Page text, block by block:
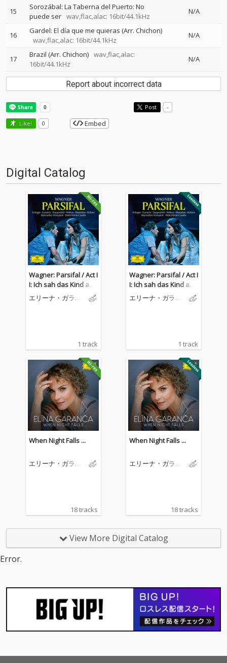
15
Sorozábal: La Taberna del Puerto: No
puede ser wav,flac,alac: 16bit/44.1kHz
N/A
16
Gardel: El día que me quieras (Arr. Chichon)
wav,flac,alac: 16bit/44.1kHz
N/A
17 Brazil (Arr. Chichon) wav,flac,alac:
16bit/44.1kHz
N/A
Report about incorrect data
Post -
Like! 0 Embed
Digital Catalog
Wagner: Parsifal / Act I
I: Ich sah das Kind an
seiner Mutter Brust (Li
エリーナ・ガラン
1 track
Wagner: Parsifal / Act I
I: Ich sah das Kind an
seiner Mutter Brust (Li
ve)
エリーナ・ガラン
1 track
When Night Falls ...
エリーナ・ガラン
18 tracks
When Night Falls ...
エリーナ・ガラン
18 tracks
View More Digital Catalog
Error.